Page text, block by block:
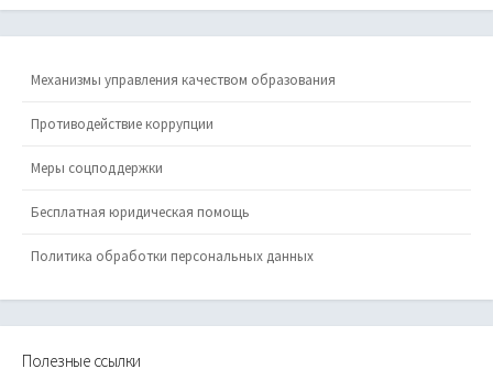
Механизмы управления качеством образования
Противодействие коррупции
Меры соцподдержки
Бесплатная юридическая помощь
Политика обработки персональных данных
Полезные ссылки